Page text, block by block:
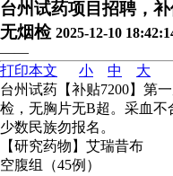
台州试药项目招聘，
无烟检 2025-12-10
——
打印本文
小 中
大
台州试药【补贴7200】第
检，无胸片无B超。采血
少数民族勿报名。
【研究药物】艾瑞昔布
空腹组（45例）